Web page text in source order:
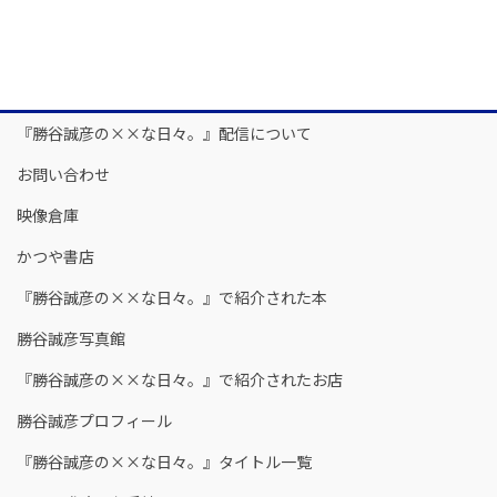
『勝谷誠彦の××な日々。』配信について
お問い合わせ
映像倉庫
かつや書店
『勝谷誠彦の××な日々。』で紹介された本
勝谷誠彦写真館
『勝谷誠彦の××な日々。』で紹介されたお店
勝谷誠彦プロフィール
『勝谷誠彦の××な日々。』タイトル一覧